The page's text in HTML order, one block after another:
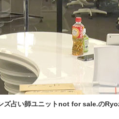
ズ占い師ユニットnot for sale.の